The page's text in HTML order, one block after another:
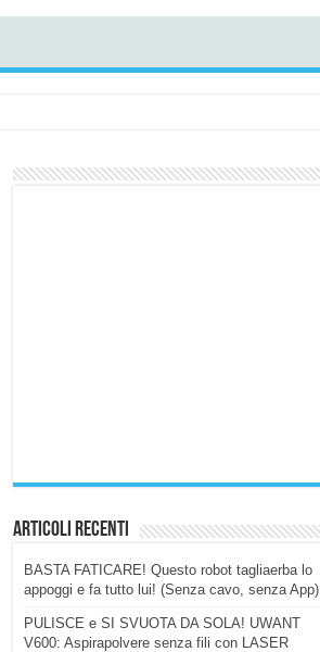
Articoli Recenti
BASTA FATICARE! Questo robot tagliaerba lo
appoggi e fa tutto lui! (Senza cavo, senza App)
PULISCE e SI SVUOTA DA SOLA! UWANT
V600: Aspirapolvere senza fili con LASER